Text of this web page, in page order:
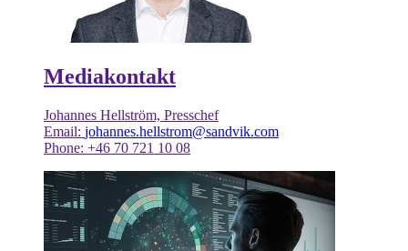
Mediakontakt
Johannes Hellström, Presschef
Email: johannes.hellstrom@sandvik.com
Phone: +46 70 721 10 08